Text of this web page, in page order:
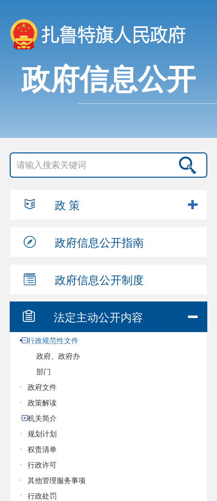
政府信息公开
政 策
政府信息公开指南
政府信息公开制度
法定主动公开内容
行政规范性文件
政府、政府办
部门
政府文件
政策解读
机关简介
规划计划
权责清单
行政许可
其他管理服务事项
行政处罚